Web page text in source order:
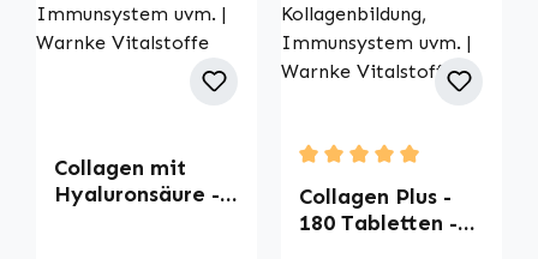
Collagen mit
Hyaluronsäure -
Durchschnittliche
Collagen Plus -
180 Tabletten -